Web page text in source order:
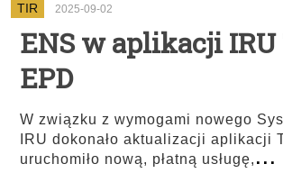
TIR 2025-09-02
ENS w aplikacji IRU
EPD
W związku z wymogami nowego
IRU dokonało aktualizacji aplikacji
uruchomiło nową, płatną usługę,...